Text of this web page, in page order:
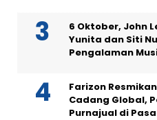
6 Oktober, John
Yunita dan Siti
Pengalaman
Farizon
Cadang Global,
Purnajual di